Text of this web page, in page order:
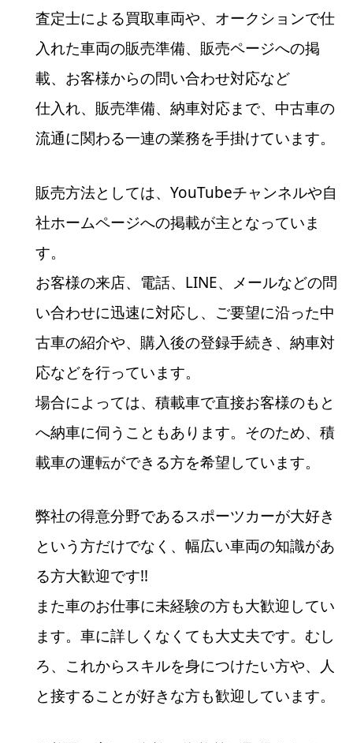
査定士による買取車両や、オークションで仕
入れた車両の販売準備、販売ページへの掲
載、お客様からの問い合わせ対応など
仕入れ、販売準備、納車対応まで、中古車の
流通に関わる一連の業務を手掛けています。
販売方法としては、YouTubeチャンネルや自
社ホームページへの掲載が主となっていま
す。
お客様の来店、電話、LINE、メールなどの問
い合わせに迅速に対応し、ご要望に沿った中
古車の紹介や、購入後の登録手続き、納車対
応などを行っています。
場合によっては、積載車で直接お客様のもと
へ納車に伺うこともあります。そのため、積
載車の運転ができる方を希望しています。
弊社の得意分野であるスポーツカーが大好き
という方だけでなく、幅広い車両の知識があ
る方大歓迎です!!
また車のお仕事に未経験の方も大歓迎してい
ます。車に詳しくなくても大丈夫です。むし
ろ、これからスキルを身につけたい方や、人
と接することが好きな方も歓迎しています。